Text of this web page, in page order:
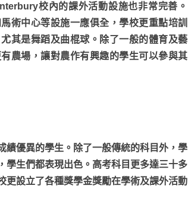
校內的課外活動設施也非常完善。
術中心等設施一應俱全，學校更重點培訓
其是舞蹈及曲棍球。除了一般的體育及藝
農場，讓對農作有興趣的學生可以參與其
優異的學生。除了一般傳統的科目外，學
學生們都表現出色。高考科目更多達三十多
更設立了各種獎學金獎勵在學術及課外活動